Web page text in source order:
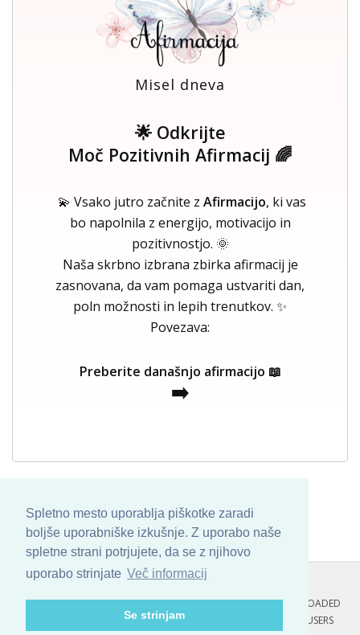
Spletno mesto uporablja piškotke zaradi
boljše uporabniške izkušnje. Z uporabo naše
spletne strani potrjujete, da se z njihovo
uporabo strinjate Več informacij
Se strinjam
Misel dneva
🌟 Odkrijte
Moč Pozitivnih Afirmacij 🌈
💫 Vsako jutro začnite z Afirmacijo, ki vas
bo napolnila z energijo, motivacijo in
pozitivnostjo. 🌞
Naša skrbno izbrana zbirka afirmacij je
zasnovana, da vam pomaga ustvariti dan,
poln možnosti in lepih trenutkov. ✨
Povezava:
Preberite današnjo afirmacijo 📖
➡️
COPYRIGHT © 2013 - 2026 BYSKINBASE. ALL ARTWORK ARE UPLOADED
AND COPYRIGHTED TO ITS AUTHOR.
POZITIVNE MISLI : 139 USERS